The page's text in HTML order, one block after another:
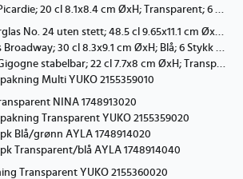
Multi YUKO 2155359010
NINA 1748913020
Transparent YUKO 2155359020
Blå/grønn AYLA 1748914020
Transparent/blå AYLA 1748914040
Transparent YUKO 2155360020